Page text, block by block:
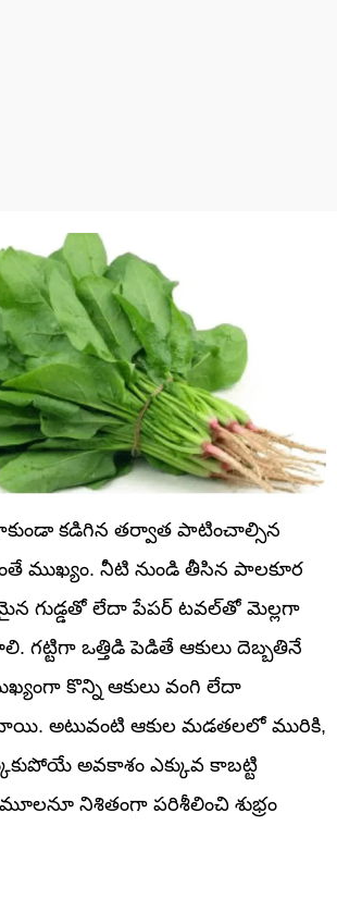
కడిగిన తర్వాత పాటించాల్సిన
ముఖ్యం. నీటి నుండి తీసిన పాలకూర
గుడ్డతో లేదా పేపర్ టవల్‌తో మెల్లగా
గట్టిగా ఒత్తిడి పెడితే ఆకులు దెబ్బతినే
కొన్ని ఆకులు వంగి లేదా
అటువంటి ఆకుల మడతలలో మురికి,
అవకాశం ఎక్కువ కాబట్టి
మూలనూ నిశితంగా పరిశీలించి శుభ్రం